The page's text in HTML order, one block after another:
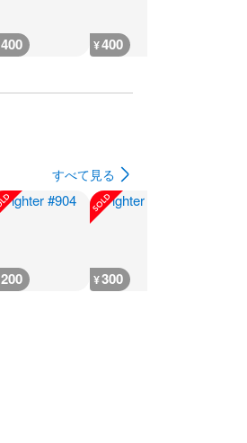
400 ¥400
すべて見る
200 ¥300